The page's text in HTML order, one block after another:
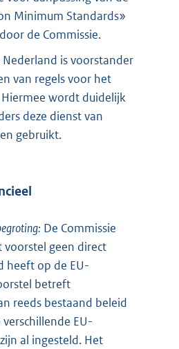
Minimum Standards»
de Commissie.
Nederland is voorstander
van regels voor het
Hiermee wordt duidelijk
deze dienst van
gebruikt.
De Commissie
geen direct
heeft op de EU-
betreft
reeds bestaand beleid
EU-
al ingesteld. Het